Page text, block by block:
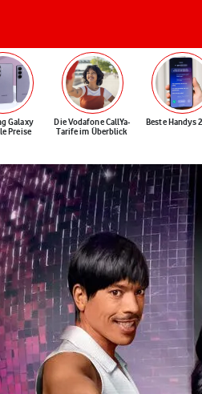
Galaxy
Preise
Die Vodafone CallYa-
Tarife im Überblick
Beste Handys